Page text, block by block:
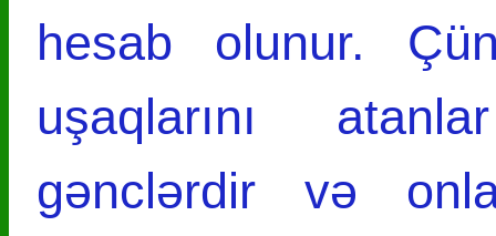
hesab olunur.
uşaqlarını
gənclərdir və